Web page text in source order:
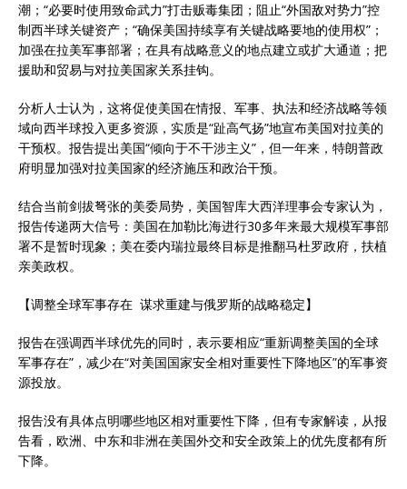
潮；“必要时使用致命武力”打击贩毒集团；阻止“外国敌对势力”控
制西半球关键资产；“确保美国持续享有关键战略要地的使用权”；
加强在拉美军事部署；在具有战略意义的地点建立或扩大通道；把
援助和贸易与对拉美国家关系挂钩。
分析人士认为，这将促使美国在情报、军事、执法和经济战略等领
域向西半球投入更多资源，实质是“趾高气扬”地宣布美国对拉美的
干预权。报告提出美国“倾向于不干涉主义”，但一年来，特朗普政
府明显加强对拉美国家的经济施压和政治干预。
结合当前剑拔弩张的美委局势，美国智库大西洋理事会专家认为，
报告传递两大信号：美国在加勒比海进行30多年来最大规模军事部
署不是暂时现象；美在委内瑞拉最终目标是推翻马杜罗政府，扶植
亲美政权。
【调整全球军事存在 谋求重建与俄罗斯的战略稳定】
报告在强调西半球优先的同时，表示要相应“重新调整美国的全球
军事存在”，减少在“对美国国家安全相对重要性下降地区”的军事资
源投放。
报告没有具体点明哪些地区相对重要性下降，但有专家解读，从报
告看，欧洲、中东和非洲在美国外交和安全政策上的优先度都有所
下降。